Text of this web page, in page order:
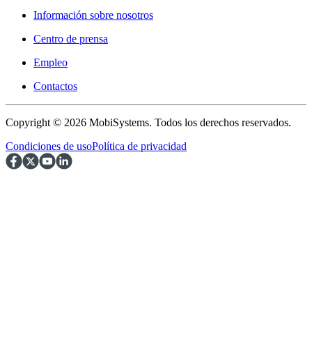
Información sobre nosotros
Centro de prensa
Empleo
Contactos
Copyright © 2026 MobiSystems. Todos los derechos reservados.
Condiciones de usoPolítica de privacidad